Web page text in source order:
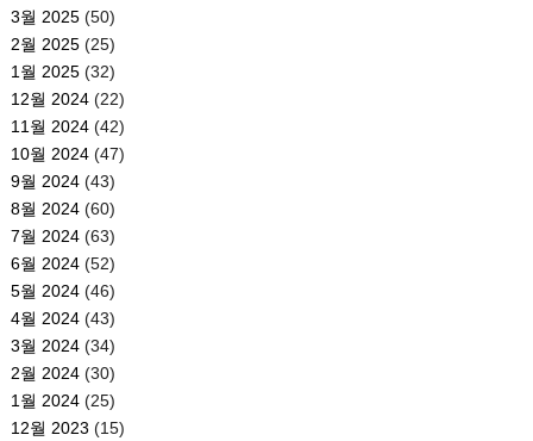
3월 2025(50)
2월 2025(25)
1월 2025(32)
12월 2024(22)
11월 2024(42)
10월 2024(47)
9월 2024(43)
8월 2024(60)
7월 2024(63)
6월 2024(52)
5월 2024(46)
4월 2024(43)
3월 2024(34)
2월 2024(30)
1월 2024(25)
12월 2023 (15)